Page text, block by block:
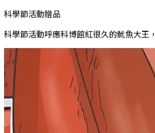
科學節活動贈品
科學節活動呼應科博館紅很久的魷魚大王